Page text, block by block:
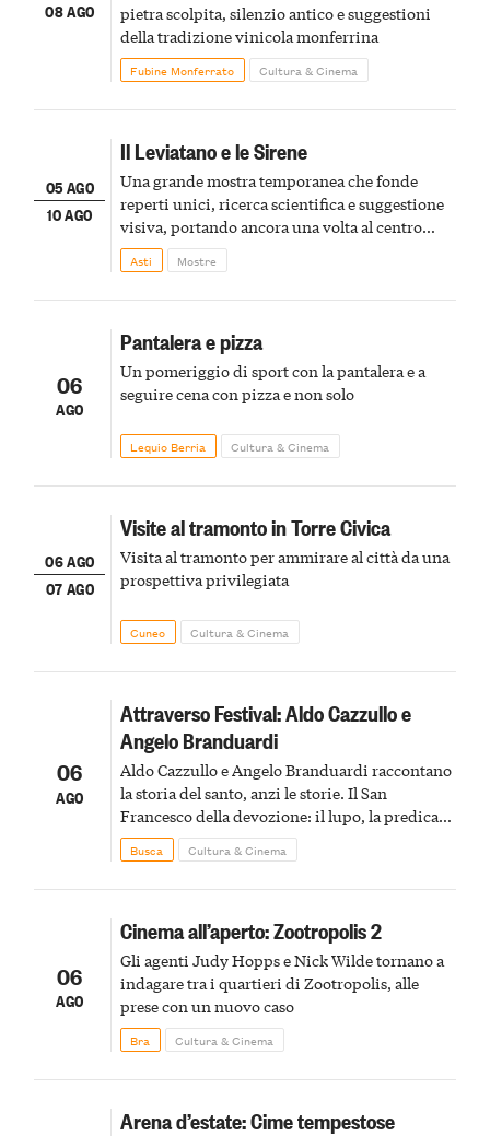
08 AGO
pietra scolpita, silenzio antico e suggestioni
della tradizione vinicola monferrina
Fubine Monferrato Cultura & Cinema
05 AGO
10 AGO
Il Leviatano e le Sirene
Una grande mostra temporanea che fonde
reperti unici, ricerca scientifica e suggestione
visiva, portando ancora una volta al centro
della scena le meraviglie del passato astigiano
Asti Mostre
06
AGO
Pantalera e pizza
Un pomeriggio di sport con la pantalera e a
seguire cena con pizza e non solo
Lequio Berria Cultura & Cinema
06 AGO
07 AGO
Visite al tramonto in Torre Civica
Visita al tramonto per ammirare al città da una
prospettiva privilegiata
Cuneo Cultura & Cinema
06
AGO
Attraverso Festival: Aldo Cazzullo e
Angelo Branduardi
Aldo Cazzullo e Angelo Branduardi raccontano
la storia del santo, anzi le storie. Il San
Francesco della devozione: il lupo, la predica
agli uccelli, le stimmate
Busca Cultura & Cinema
06
AGO
Cinema all’aperto: Zootropolis 2
Gli agenti Judy Hopps e Nick Wilde tornano a
indagare tra i quartieri di Zootropolis, alle
prese con un nuovo caso
Bra Cultura & Cinema
Arena d’estate: Cime tempestose